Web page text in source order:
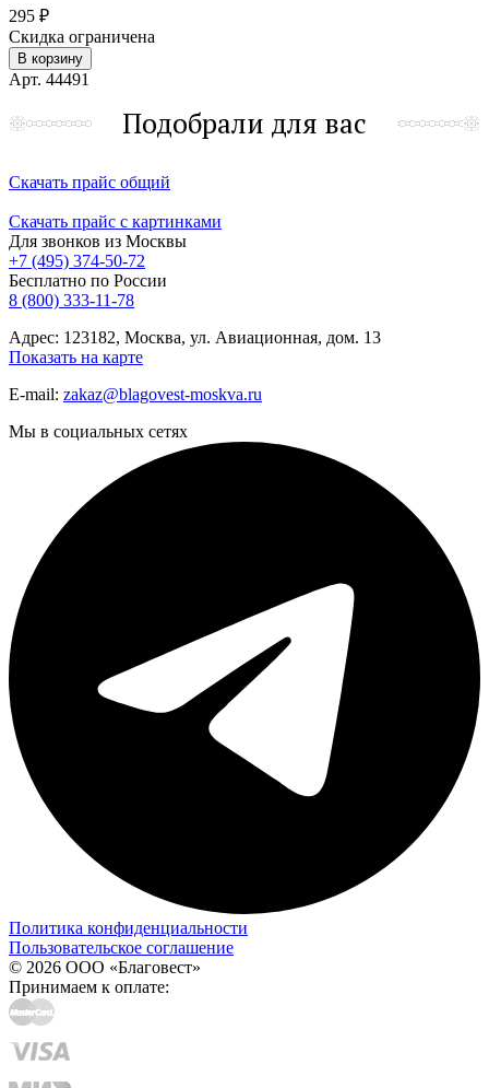
295 ₽
Скидка ограничена
В корзину
Арт. 44491
Подобрали для вас
Скачать прайс общий
Скачать прайс с картинками
Для звонков из Москвы
+7 (495) 374-50-72
Бесплатно по России
8 (800) 333-11-78
Адрес: 123182, Москва, ул. Авиационная, дом. 13
Показать на карте
E-mail: zakaz@blagovest-moskva.ru
Мы в социальных сетях
Политика конфиденциальности
Пользовательское соглашение
© 2026 ООО «Благовест»
Принимаем к оплате: